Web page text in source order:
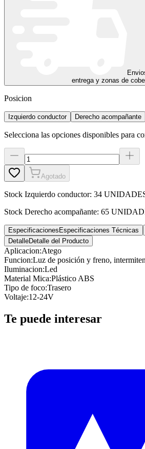
entrega y zonas de
Posicion
Izquierdo conductor Derecho acompañante
Selecciona las opciones disponibles para
Agotado
Stock Izquierdo conductor: 34
Stock Derecho acompañante: 65
Especificaciones Especificaciones Técnicas
DetalleDetalle del Producto
Aplicacion:Atego
Funcion:Luz de posición y freno,
Iluminacion:Led
Material Mica:Plástico ABS
Tipo de foco:Trasero
Voltaje:12-24V
Te puede interesar